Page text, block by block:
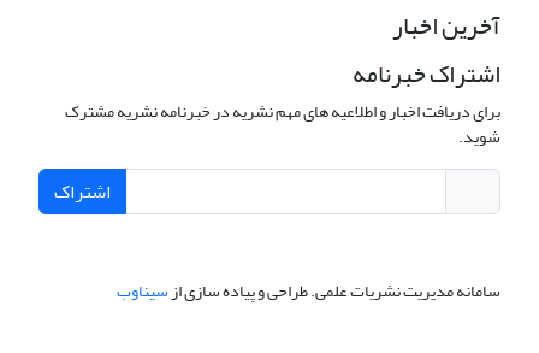
آخرین اخبار
اشتراک خبرنامه
برای دریافت اخبار و اطلاعیه های مهم نشریه در خبرنامه نشریه مشترک
شوید.
اشتراک
سامانه مدیریت نشریات علمی.طراحی و پیاده سازی ازسیناوب